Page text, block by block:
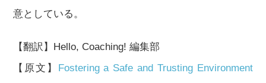
意としている。
【翻訳】Hello, Coaching! 編集部
【原文】 Fostering a Safe and Trusting Environment